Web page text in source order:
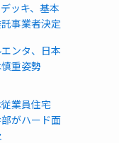
ッキ、基本
事業者決定
ンタ、日本
重姿勢
業員住宅
がハード面